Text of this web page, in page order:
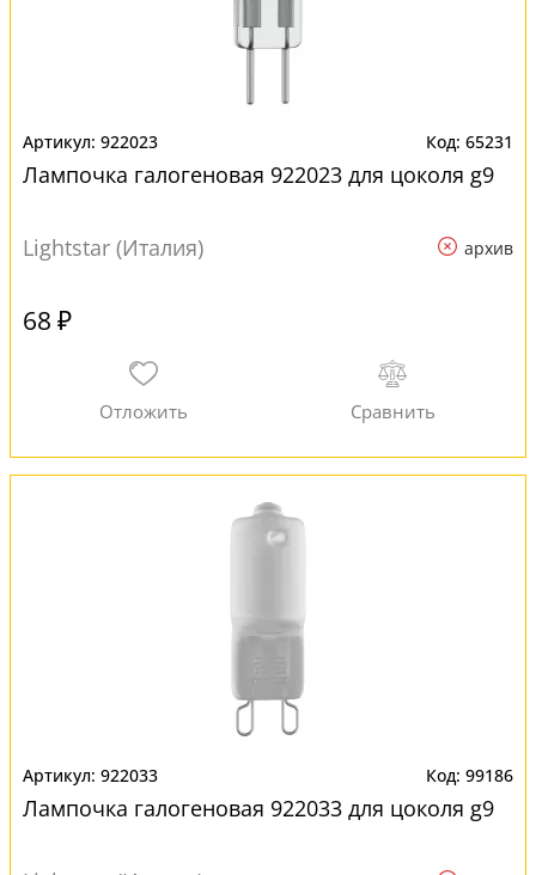
922023 65231
Лампочка галогеновая 922023 для цоколя g9
Lightstar (Италия) архив
68 ₽
922033 99186
Лампочка галогеновая 922033 для цоколя g9